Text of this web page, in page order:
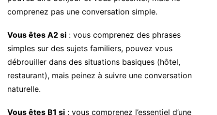
comprenez pas une conversation simple.
Vous êtes A2 si : vous comprenez des phrases
simples sur des sujets familiers, pouvez vous
débrouiller dans des situations basiques (hôtel,
restaurant), mais peinez à suivre une conversation
naturelle.
Vous êtes B1 si : vous comprenez l’essentiel d’une